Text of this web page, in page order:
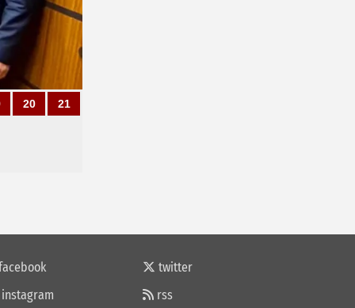
20 21
twitter
instagram
rss